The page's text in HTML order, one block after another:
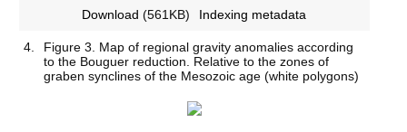
Download (561KB) Indexing metadata
4.
Figure 3. Map of regional gravity anomalies according
to the Bouguer reduction. Relative to the zones of
graben synclines of the Mesozoic age (white polygons)